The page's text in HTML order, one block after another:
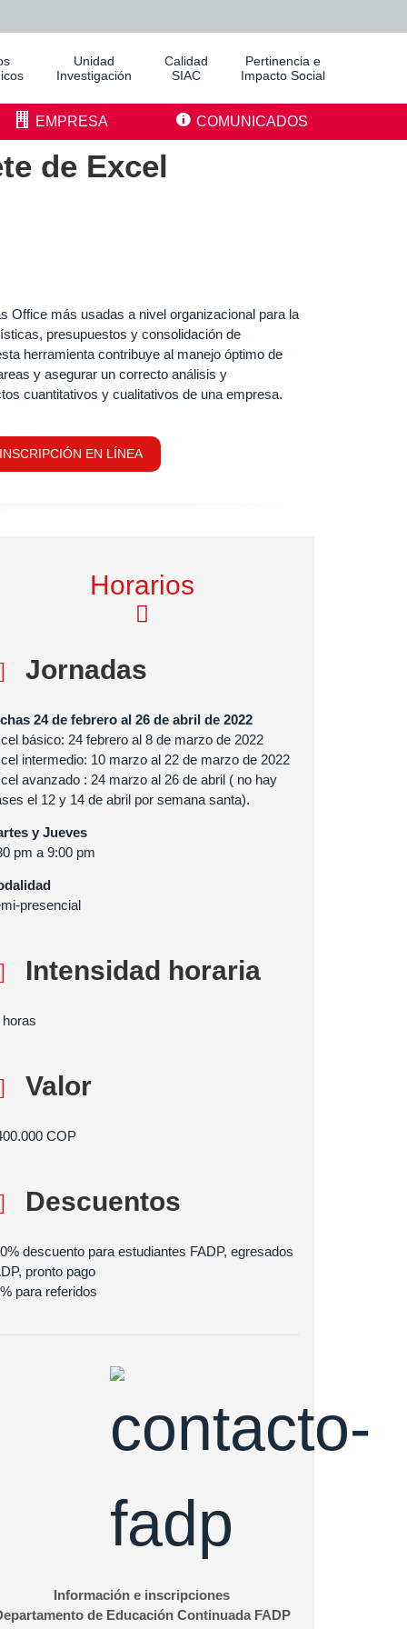
Unidad
Investigación
Calidad
SIAC
Pertinencia e
Impacto Social
EMPRESA COMUNICADOS
de Excel
Office más usadas a nivel organizacional para la
presupuestos y consolidación de
herramienta contribuye al manejo óptimo de
y asegurar un correcto análisis y
cuantitativos y cualitativos de una empresa.
EN LÍNEA
Horarios
Jornadas
24 de febrero al 26 de abril de 2022
básico: 24 febrero al 8 de marzo de 2022
intermedio: 10 marzo al 22 de marzo de 2022
avanzado : 24 marzo al 26 de abril ( no hay
el 12 y 14 de abril por semana santa).
y Jueves
pm a 9:00 pm
presencial
Intensidad horaria
horas
Valor
COP
Descuentos
descuento para estudiantes FADP, egresados
pronto pago
para referidos
Información e inscripciones
de Educación Continuada FADP